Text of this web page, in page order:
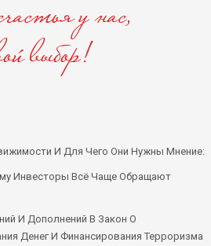
И Для Чего Они Нужны Мнение:
Инвесторы Всё Чаще Обращают
И Дополнений В Закон О
Денег И Финансирования Терроризма